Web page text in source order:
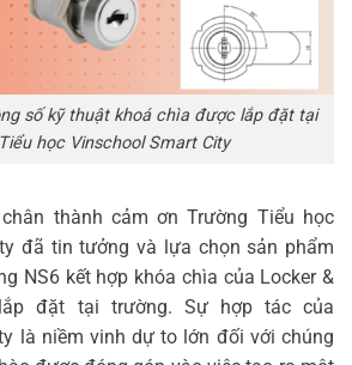
số kỹ thuật khoá chìa được lắp đặt tại
học Vinschool Smart City
thành cảm ơn Trường Tiểu học
đã tin tưởng và lựa chọn sản phẩm
NS6 kết hợp khóa chìa của Locker &
đặt tại trường. Sự hợp tác của
là niềm vinh dự to lớn đối với chúng